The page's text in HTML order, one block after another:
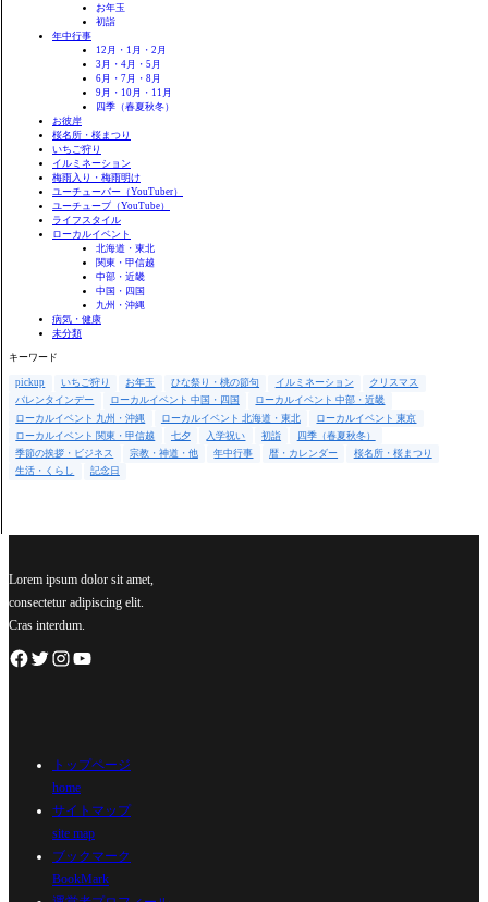
お年玉
初詣
年中行事
12月・1月・2月
3月・4月・5月
6月・7月・8月
9月・10月・11月
四季（春夏秋冬）
お彼岸
桜名所・桜まつり
いちご狩り
イルミネーション
梅雨入り・梅雨明け
ユーチューバー（YouTuber）
ユーチューブ（YouTube）
ライフスタイル
ローカルイベント
北海道・東北
関東・甲信越
中部・近畿
中国・四国
九州・沖縄
病気・健康
未分類
キーワード
pickup いちご狩り お年玉 ひな祭り・桃の節句 イルミネーション
クリスマス
バレンタインデー
ローカルイベント 中国・四国
ローカルイベント 中部・近畿
ローカルイベント 九州・沖縄
ローカルイベント 北海道・東北
ローカルイベント 東京
ローカルイベント 関東・甲信越
七夕 入学祝い 初詣
四季（春夏秋冬）
季節の挨拶・ビジネス
宗教・神道・他 年中行事 暦・カレンダー
桜名所・桜まつり
生活・くらし
記念日
Lorem ipsum dolor sit amet,
consectetur adipiscing elit.
Cras interdum.
トップページ
home
サイトマップ
site map
ブックマーク
BookMark